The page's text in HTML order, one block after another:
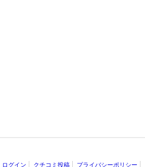
ログイン クチコミ投稿 プライバシーポリシー